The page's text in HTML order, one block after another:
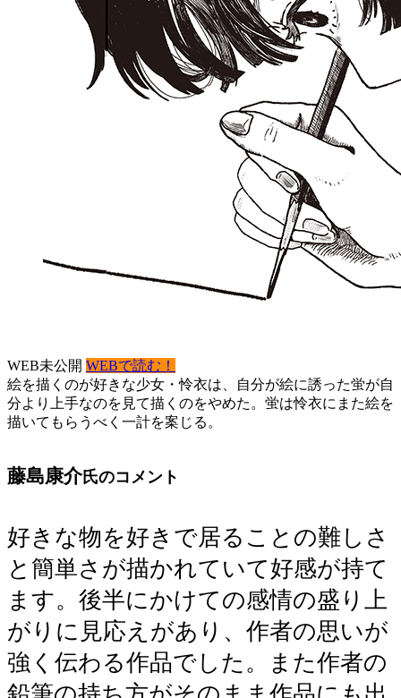
WEB未公開 WEBで読む！
絵を描くのが好きな少女・怜衣は、自分が絵に誘った蛍が自
分より上手なのを見て描くのをやめた。蛍は怜衣にまた絵を
描いてもらうべく一計を案じる。
藤島康介氏のコメント
好きな物を好きで居ることの難しさ
と簡単さが描かれていて好感が持て
ます。後半にかけての感情の盛り上
がりに見応えがあり、作者の思いが
強く伝わる作品でした。また作者の